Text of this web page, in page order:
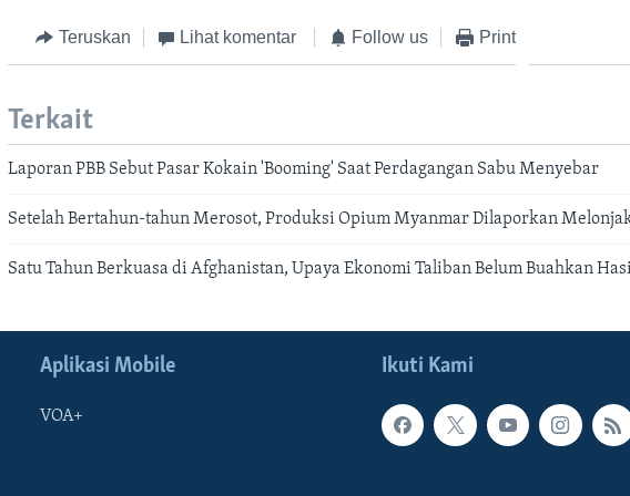
Teruskan Lihat komentar Follow us Print
Terkait
Laporan PBB Sebut Pasar Kokain 'Booming' Saat Perdagangan Sabu Menyebar
Setelah Bertahun-tahun Merosot, Produksi Opium Myanmar Dilaporkan
Satu Tahun Berkuasa di Afghanistan, Upaya Ekonomi Taliban Belum Buahkan
Ikuti Kami
Aplikasi Mobile
VOA+